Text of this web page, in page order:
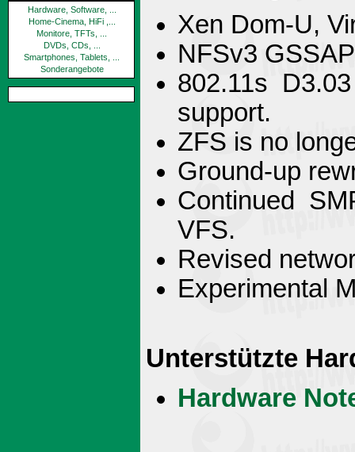
Hardware, Software, ...
Home-Cinema, HiFi ,...
Monitore, TFTs, ...
DVDs, CDs, ...
Smartphones, Tablets, ...
Sonderangebote
Xen Dom-U,
NFSv3
802.11s
support.
ZFS is no
Ground-up
Continued
VFS.
Revised
Experimental
Unterstützte
Hardware